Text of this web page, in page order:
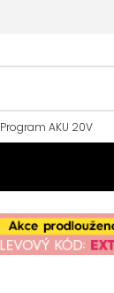
Program AKU 20V